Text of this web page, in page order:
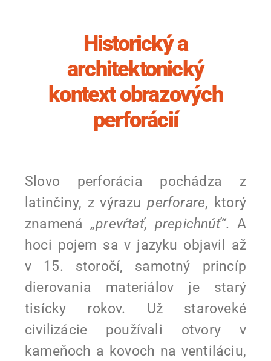
Historický a
architektonický
kontext obrazových
perforácií
Slovo perforácia pochádza z
latinčiny, z výrazuperforare, ktorý
znamená„prevŕtať, prepichnúť“. A
hoci pojem sa v jazyku objavil až
v 15. storočí, samotný princíp
dierovania materiálov je starý
tisícky rokov. Už staroveké
civilizácie používali otvory v
kameňoch a kovoch na ventiláciu,